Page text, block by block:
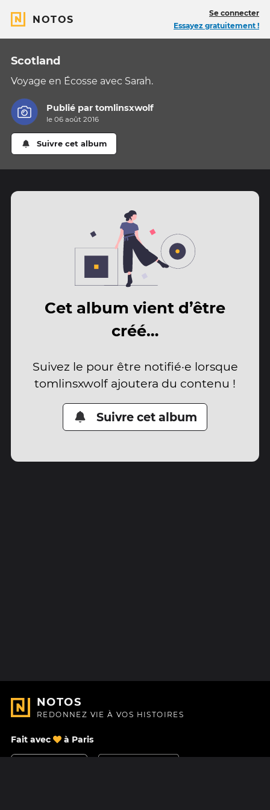
NOTOS
Se connecter
Essayez gratuitement !
Scotland
Voyage en Écosse avec Sarah.
Publié partomlinsxwolf
le 06 août 2016
Suivre cet album
Cet album vient d’être
créé…
Suivez le pour être notifié·e lorsque
tomlinsxwolf ajoutera du contenu !
Suivre cet album
NOTOS
REDONNEZ VIE À VOS HISTOIRES
Fait avec à Paris